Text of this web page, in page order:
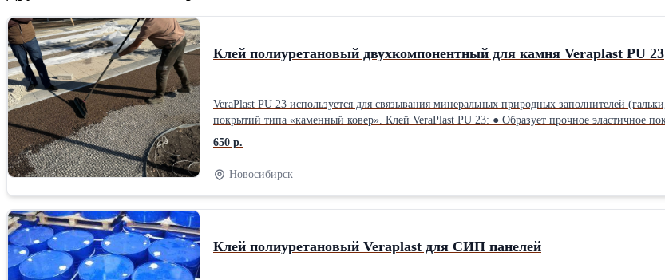
Клей полиуретановый двухкомпонентный для камня Veraplast PU 23
VeraPlast PU 23 используется для связывания минеральных природных заполнителей (гальки, щебня, каменной крошки) при устройстве водопроницаемых (дренирующих)
покрытий типа «каменный ковер». Клей VeraPlast PU 23: ● Образует прочное эластичное покрытие; ● Укрепляет щебеночный слой при строительстве объектов различного
назначения; ● Устойчив к атмосферным воздействиям в разных климатических условиях; ● Устойчив к ударным и вибрационным нагрузкам; ● Не содержит органических
растворителей и пластификаторов. 3-5% от массы наполнителя
650 р.
Новосибирск
Клей полиуретановый Veraplast для СИП панелей